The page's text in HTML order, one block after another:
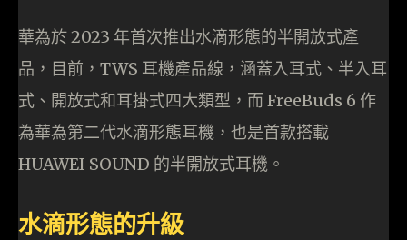
華為於 2023 年首次推出水滴形態的半開放式產
品，目前，TWS 耳機產品線，涵蓋入耳式、半入耳
式、開放式和耳掛式四大類型，而 FreeBuds 6 作
為華為第二代水滴形態耳機，也是首款搭載
HUAWEI SOUND 的半開放式耳機。
水滴形態的升級